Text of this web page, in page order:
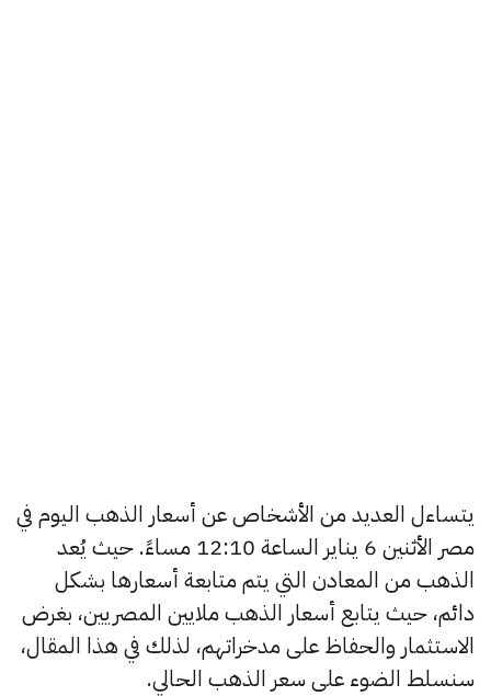
يتساءل العديد من الأشخاص عن أسعار الذهب اليوم في
مصر الأثنين 6 يناير الساعة 12:10 مساءً. حيث يُعد
الذهب من المعادن التي يتم متابعة أسعارها بشكل
دائم، حيث يتابع أسعار الذهب ملايين المصريين، بغرض
الاستثمار والحفاظ على مدخراتهم، لذلك في هذا المقال،
سنسلط الضوء على سعر الذهب الحالي.